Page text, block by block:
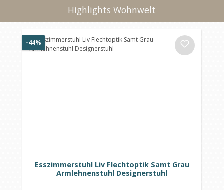
Highlights Wohnwelt
-44% Rabatt
Esszimmerstuhl Liv Flechtoptik Samt Grau
Armlehnenstuhl Designerstuhl